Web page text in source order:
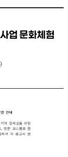
업 문화체험